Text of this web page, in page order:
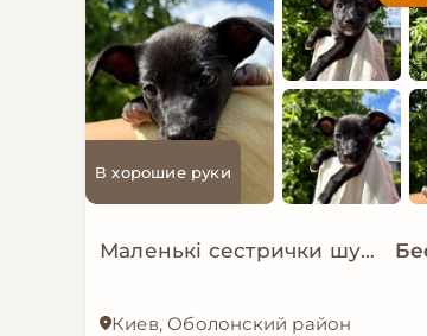
В хорошие руки
Маленькі сестрички шукають дім!
Киев, Оболонский район